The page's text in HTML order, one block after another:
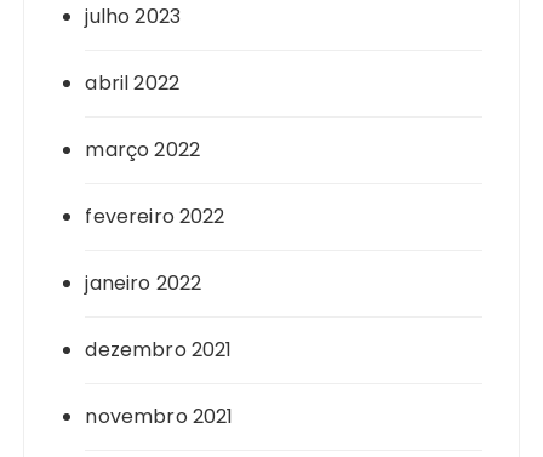
julho 2023
abril 2022
março 2022
fevereiro 2022
janeiro 2022
dezembro 2021
novembro 2021